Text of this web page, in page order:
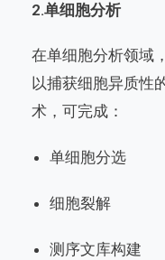
2.单细胞分析
在单细胞分析领域
以捕获细胞异质性
术，可完成：
单细胞分选
细胞裂解
测序文库构建